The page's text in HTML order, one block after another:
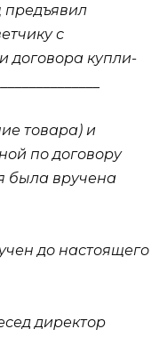
предъявил
с
договора купли-
товара) и
по договору
была вручена
до настоящего
директор